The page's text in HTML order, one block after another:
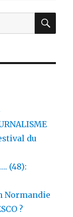
du
(48):
Normandie
?